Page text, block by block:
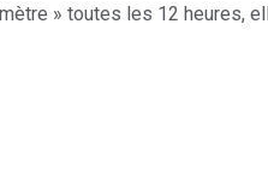
» toutes les 12 heures,